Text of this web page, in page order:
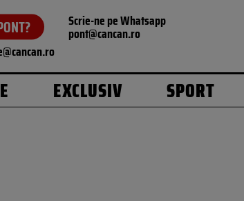
Scrie-ne pe Whatsapp
pont@cancan.ro
EXCLUSIV SPORT